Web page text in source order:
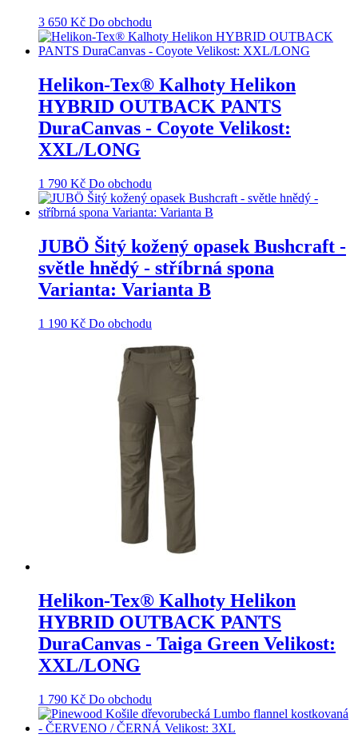
3 650 Kč Do obchodu
Helikon-Tex® Kalhoty Helikon
HYBRID OUTBACK PANTS
DuraCanvas - Coyote Velikost:
XXL/LONG
1 790 Kč Do obchodu
JUBÖ Šitý kožený opasek Bushcraft -
světle hnědý - stříbrná spona
Varianta: Varianta B
1 190 Kč Do obchodu
Helikon-Tex® Kalhoty Helikon
HYBRID OUTBACK PANTS
DuraCanvas - Taiga Green Velikost:
XXL/LONG
1 790 Kč Do obchodu